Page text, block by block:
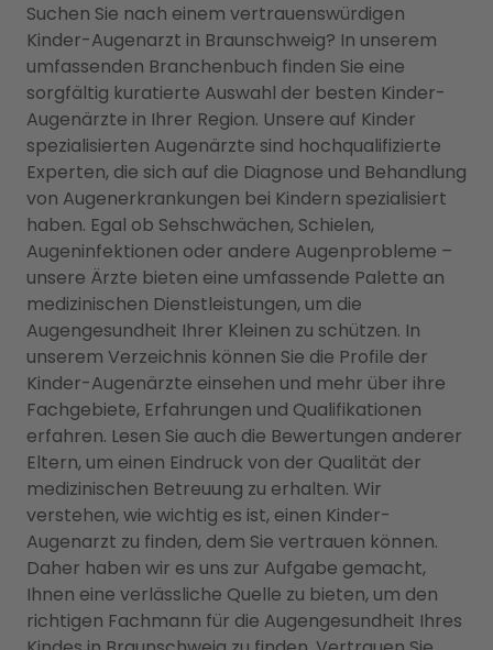
Suchen Sie nach einem vertrauenswürdigen
Kinder-Augenarzt in Braunschweig? In unserem
umfassenden Branchenbuch finden Sie eine
sorgfältig kuratierte Auswahl der besten Kinder-
Augenärzte in Ihrer Region. Unsere auf Kinder
spezialisierten Augenärzte sind hochqualifizierte
Experten, die sich auf die Diagnose und Behandlung
von Augenerkrankungen bei Kindern spezialisiert
haben. Egal ob Sehschwächen, Schielen,
Augeninfektionen oder andere Augenprobleme –
unsere Ärzte bieten eine umfassende Palette an
medizinischen Dienstleistungen, um die
Augengesundheit Ihrer Kleinen zu schützen. In
unserem Verzeichnis können Sie die Profile der
Kinder-Augenärzte einsehen und mehr über ihre
Fachgebiete, Erfahrungen und Qualifikationen
erfahren. Lesen Sie auch die Bewertungen anderer
Eltern, um einen Eindruck von der Qualität der
medizinischen Betreuung zu erhalten. Wir
verstehen, wie wichtig es ist, einen Kinder-
Augenarzt zu finden, dem Sie vertrauen können.
Daher haben wir es uns zur Aufgabe gemacht,
Ihnen eine verlässliche Quelle zu bieten, um den
richtigen Fachmann für die Augengesundheit Ihres